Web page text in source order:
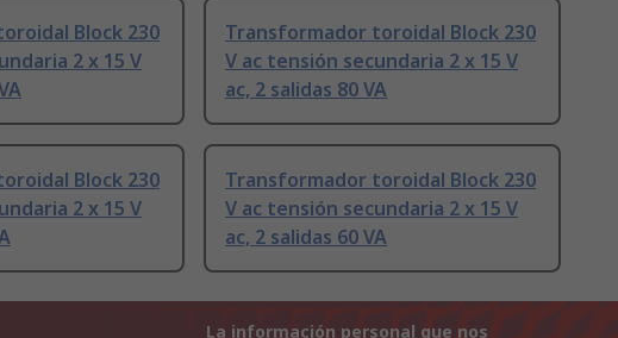
Block 230
2 x 15 V
Transformador toroidal Block 230
V ac tensión secundaria 2 x 15 V
ac, 2 salidas 80 VA
Block 230
2 x 15 V
Transformador toroidal Block 230
V ac tensión secundaria 2 x 15 V
ac, 2 salidas 60 VA
La información personal que nos